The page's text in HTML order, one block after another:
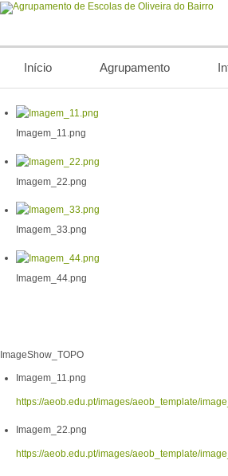
Início Agrupamento
Imagem_11.png
Imagem_22.png
Imagem_33.png
Imagem_44.png
ImageShow_TOPO
Imagem_11.png
https://aeob.edu.pt/images/aeob_template/
Imagem_22.png
https://aeob.edu.pt/images/aeob_template/